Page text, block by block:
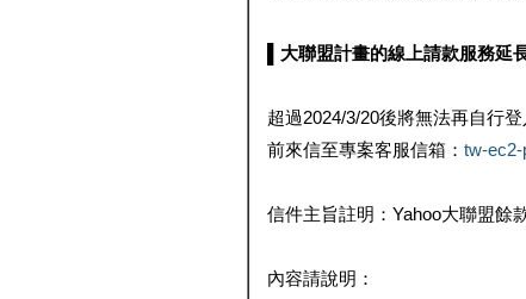
▌大聯盟計畫的線上請款服務延
超過2024/3/20後將無法再自行
前來信至專案客服信箱： tw-ec2-
信件主旨註明：Yahoo大聯盟餘
內容請說明：